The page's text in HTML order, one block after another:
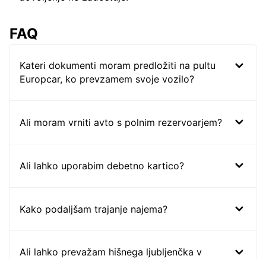
FAQ
Kateri dokumenti moram predložiti na pultu
Europcar, ko prevzamem svoje vozilo?
Ali moram vrniti avto s polnim rezervoarjem?
Ali lahko uporabim debetno kartico?
Kako podaljšam trajanje najema?
Ali lahko prevažam hišnega ljubljenčka v